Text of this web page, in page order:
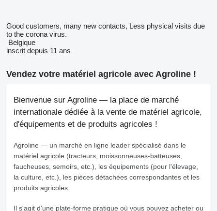
Good customers, many new contacts, Less physical visits due
to the corona virus.
Belgique
inscrit depuis 11 ans
Vendez votre matériel agricole avec Agroline !
Bienvenue sur Agroline — la place de marché
internationale dédiée à la vente de matériel agricole,
d'équipements et de produits agricoles !
Agroline — un marché en ligne leader spécialisé dans le
matériel agricole (tracteurs, moissonneuses-batteuses,
faucheuses, semoirs, etc.), les équipements (pour l'élevage,
la culture, etc.), les pièces détachées correspondantes et les
produits agricoles.
Il s'agit d'une plate-forme pratique où vous pouvez acheter ou